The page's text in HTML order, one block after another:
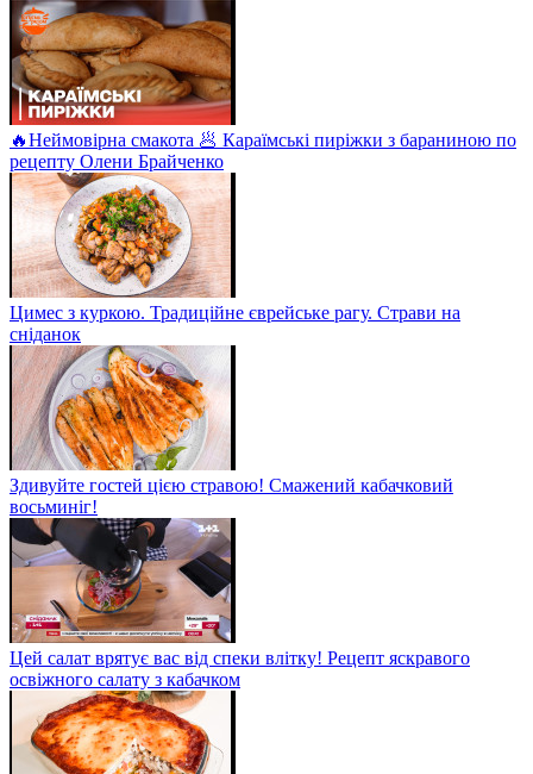
🔥Неймовірна смакота 🥟 Караїмські пиріжки з бараниною по
рецепту Олени Брайченко
Цимес з куркою. Традиційне єврейське рагу. Страви на
сніданок
Здивуйте гостей цією стравою! Смажений кабачковий
восьминіг!
Цей салат врятує вас від спеки влітку! Рецепт яскравого
освіжного салату з кабачком